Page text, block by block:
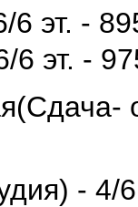
6 эт. -
6 эт. -
- 4/